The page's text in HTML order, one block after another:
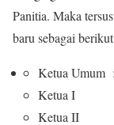
Panitia. Maka
baru sebagai
Ketua Umum
Ketua I :
Ketua II :